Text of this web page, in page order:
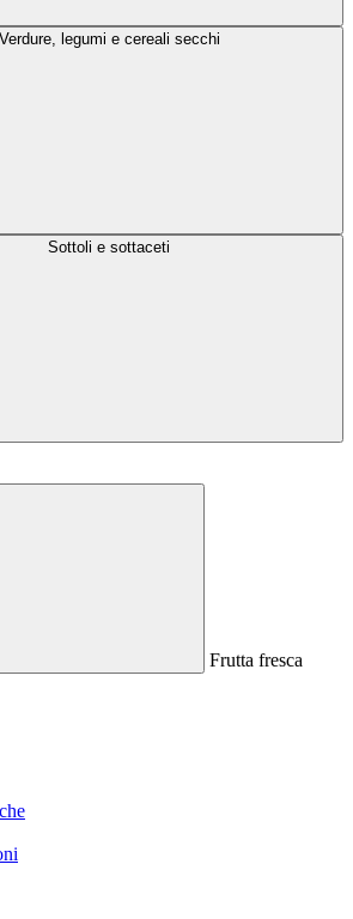
Verdure, legumi e cereali secchi
Sottoli e sottaceti
Frutta fresca